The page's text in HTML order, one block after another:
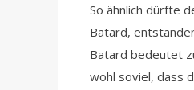
So ähnlich dürfte
Batard,
Batard bedeutet
wohl soviel, dass